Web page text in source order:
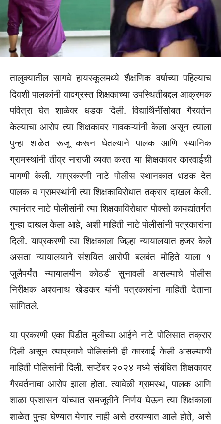
तालुक्यातील सागवे हायस्कूलमध्ये शैक्षणिक वर्षाच्या पहिल्याच
दिवशी पालकांनी वादग्रस्त शिक्षकाच्या उपस्थितीबद्दल आक्रमक
पवित्रा घेत शाळेवर धडक दिली. विद्यार्थिनींसोबत गैरवर्तन
केल्याचा आरोप त्या शिक्षकावर गावकऱ्यांनी केला असून त्याला
पुन्हा शाळेत रूजू करून घेतल्याने पालक आणि स्थानिक
ग्रामस्थांनी तीव्र नाराजी व्यक्त करत या शिक्षकावर कारवाईची
मागणी केली. याप्रकरणी नाटे पोलीस स्थानकात धडक देत
पालक व ग्रामस्थांनी त्या शिक्षकाविरोधात तक्रार दाखल केली.
त्यानंतर नाटे पोलीसांनी त्या शिक्षकाविरोधात पोक्सो कायद्यांतर्गत
गुन्हा दाखल केला आहे, अशी माहिती नाटे पोलीसांनी पत्रकारांना
दिली. याप्रकरणी त्या शिक्षकाला जिल्हा न्यायालयात हजर केले
असता न्यायालयाने संशयित आरोपी बलवंत मोहिते याला १
जुलैपर्यंत न्यायालयीन कोठडी सुनावली असल्याचे पोलीस
निरीक्षक अश्वनाथ खेडकर यांनी पत्रकारांना माहिती देताना
सांगितले.
या प्रकरणी एका पिडीत मुलीच्या आईने नाटे पोलिसात तक्रार
दिली असून त्याप्रमाणे पोलिसांनी ही कारवाई केली असल्याची
माहिती पोलिसांनी दिली. सप्टेंबर २०२४ मध्ये संबंधित शिक्षकावर
गैरवर्तनाचा आरोप झाला होता. त्यावेळी ग्रामस्थ, पालक आणि
शाळा प्रशासन यांच्यात समजूतीने निर्णय घेऊन त्या शिक्षकाला
शाळेत पुन्हा घेण्यात येणार नाही असे ठरवण्यात आले होते, असे